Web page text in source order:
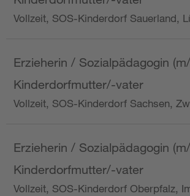
Vollzeit, SOS-Kinderdorf Sauerland,
Erzieherin / Sozialpädagogin
Kinderdorfmutter/-vater
Vollzeit, SOS-Kinderdorf Sachsen,
Erzieherin / Sozialpädagogin
Kinderdorfmutter/-vater
Vollzeit, SOS-Kinderdorf Oberpfalz,